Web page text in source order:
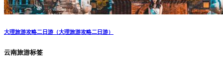
大理旅游攻略二日游（大理旅游攻略二日游）
云南旅游标签